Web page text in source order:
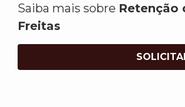
Saiba mais sobre Retenção
Freitas